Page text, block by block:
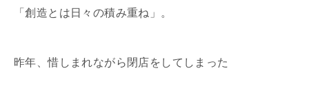
「創造とは日々の積み重ね」。
昨年、惜しまれながら閉店をしてしまった